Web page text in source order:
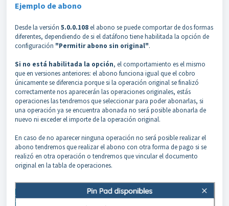
Ejemplo de abono
Desde la versión 5.0.0.108el abono se puede comportar de dos formas
diferentes, dependiendo de si el datáfono tiene habilitada la opción de
configuración "Permitir abono sin original".
Si no está habilitada la opción, el comportamiento es el mismo
que en versiones anteriores: el abono funciona igual que el cobro
únicamente se diferencia porque si la operación original se finalizó
correctamente nos aparecerán las operaciones originales, estás
operaciones las tendremos que seleccionar para poder abonarlas, si
una operación ya se encuentra abonada no será posible abonarla de
nuevo ni exceder el importe de la operación original.
En caso de no aparecer ninguna operación no será posible realizar el
abono tendremos que realizar el abono con otra forma de pago si se
realizó en otra operación o tendremos que vincular el documento
original en la tabla de operaciones.